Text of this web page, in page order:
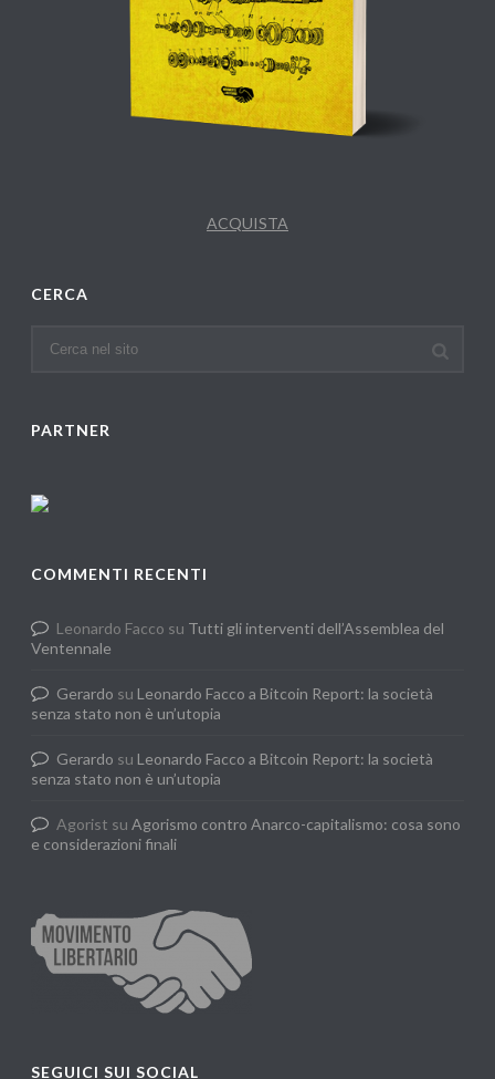
ACQUISTA
CERCA
PARTNER
COMMENTI RECENTI
Leonardo Facco su Tutti gli interventi dell’Assemblea del
Ventennale
Gerardo su Leonardo Facco a Bitcoin Report: la società
senza stato non è un’utopia
Gerardo su Leonardo Facco a Bitcoin Report: la società
senza stato non è un’utopia
Agorist suAgorismo contro Anarco-capitalismo: cosa sono
e considerazioni finali
SEGUICI SUI SOCIAL